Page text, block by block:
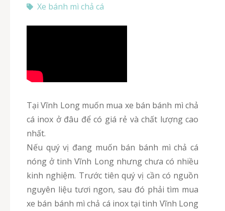
Xe bánh mì chả cá
Tại Vĩnh Long muốn mua xe bán bánh mì chả
cá inox ở đâu để có giá rẻ và chất lượng cao
nhất.
Nếu quý vị đang muốn bán bánh mì chả cá
nóng ở tinh Vĩnh Long nhưng chưa có nhiều
kinh nghiệm. Trước tiên quý vị cần có nguồn
nguyên liệu tươi ngon, sau đó phải tìm mua
xe bán bánh mì chả cá inox tại tinh Vĩnh Long